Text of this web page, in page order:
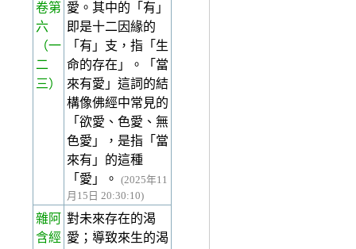
卷第
六
（一
二
三）
愛。其中的「有」
即是十二因緣的
「有」支，指「生
命的存在」。「當
來有愛」這詞的結
構像佛經中常見的
「欲愛、色愛、無
色愛」，是指「當
來有」的這種
「愛」。
(2025年11
月15日 20:30:10)
雜阿
含經
對未來存在的渴
愛；導致來生的渴